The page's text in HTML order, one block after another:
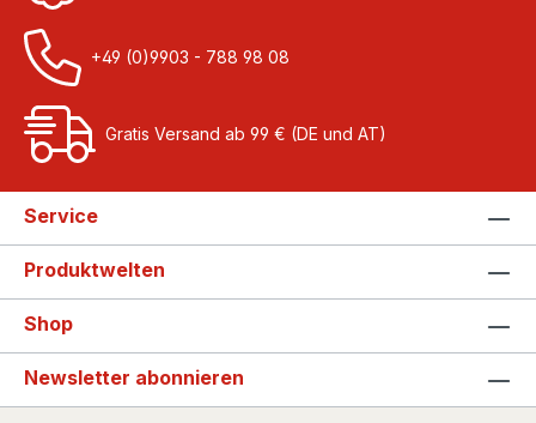
+49 (0)9903 - 788 98 08
Gratis Versand ab 99 € (DE und AT)
Service
Produktwelten
Shop
Newsletter abonnieren